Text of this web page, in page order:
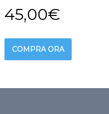
45,00€
COMPRA ORA